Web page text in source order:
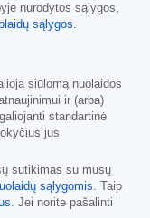
nurodytos sąlygos,
sąlygos.
siūlomą nuolaidos
ir (arba)
standartinė
jus
sutikimas su mūsų
sąlygomis. Taip
. Jei norite pašalinti